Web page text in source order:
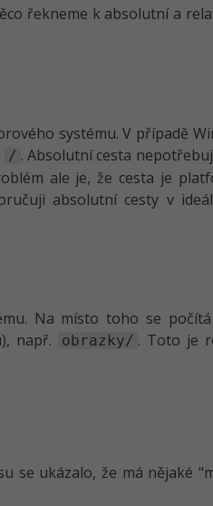
řekneme k absolutní a
systému. V případě
/ . Absolutní cesta
ale je, že cesta je
absolutní cesty v
Na místo toho se
např.
obrazky/ . Toto je
se ukázalo, že má nějaké